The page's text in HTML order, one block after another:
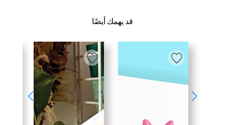
قد يهمك أيضًا